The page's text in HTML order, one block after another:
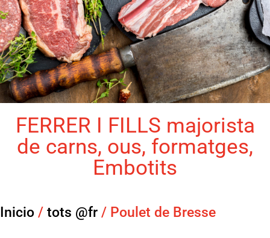
FERRER I FILLS majorista
de carns, ous, formatges,
Embotits
Inicio / tots @fr / Poulet de Bresse